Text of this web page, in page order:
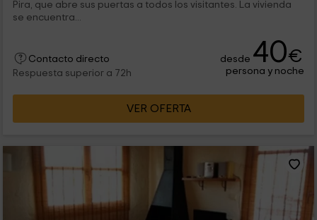
Pira, que abre sus puertas a todos los visitantes. La vivienda
se encuentra...
Contacto directo
Respuesta superior a 72h
desde 40€
persona y noche
VER OFERTA